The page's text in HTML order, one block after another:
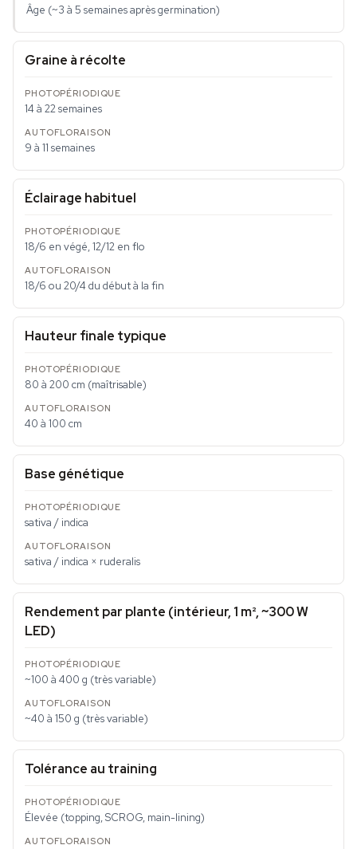
Âge (~3 à 5 semaines après germination)
Graine à récolte
14 à 22 semaines
9 à 11 semaines
Éclairage habituel
18/6 en végé, 12/12 en flo
18/6 ou 20/4 du début à la fin
Hauteur finale typique
80 à 200 cm (maîtrisable)
40 à 100 cm
Base génétique
sativa / indica
sativa / indica × ruderalis
Rendement par plante (intérieur, 1 m², ~300 W
LED)
~100 à 400 g (très variable)
~40 à 150 g (très variable)
Tolérance au training
Élevée (topping, SCROG, main-lining)